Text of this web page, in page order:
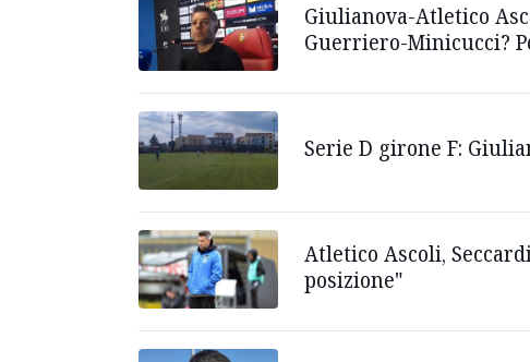
Giulianova-Atletico
Guerriero-Minicucci?
Serie D girone F:
Atletico Ascoli,
posizione"